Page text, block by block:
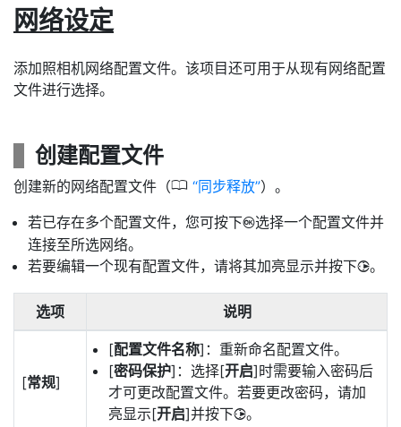
网络设定
添加照相机网络配置文件。该项目还可用于从现有网络配置
文件进行选择。
创建配置文件
创建新的网络配置文件（0 同步释放 ）。
若已存在多个配置文件，您可按下J选择一个配置文件并
连接至所选网络。
若要编辑一个现有配置文件，请将其加亮显示并按下2。
选项 说明
[常规]
[配置文件名称]：重新命名配置文件。
[密码保护]：选择[开启]时需要输入密码后
才可更改配置文件。若要更改密码，请加
亮显示[开启]并按下2。